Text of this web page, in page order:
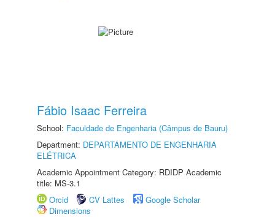
Fábio Isaac Ferreira
School: Faculdade de Engenharia (Câmpus de Bauru)
Department: DEPARTAMENTO DE ENGENHARIA
ELÉTRICA
Academic Appointment Category: RDIDP Academic
title: MS-3.1
Orcid
CV Lattes
Google Scholar
Dimensions